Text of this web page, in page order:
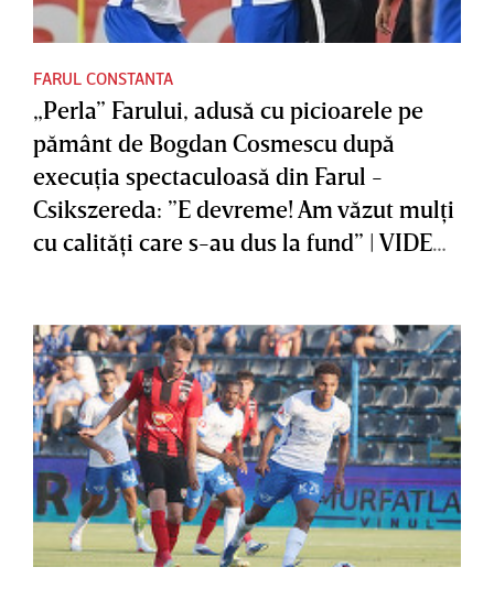
FARUL CONSTANTA
„Perla” Farului, adusă cu picioarele pe
pământ de Bogdan Cosmescu după
execuţia spectaculoasă din Farul -
Csikszereda: ”E devreme! Am văzut mulţi
cu calităţi care s-au dus la fund” | VIDEO